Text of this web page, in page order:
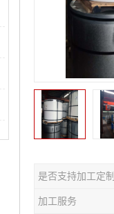
是否支持加工定制
加工服务